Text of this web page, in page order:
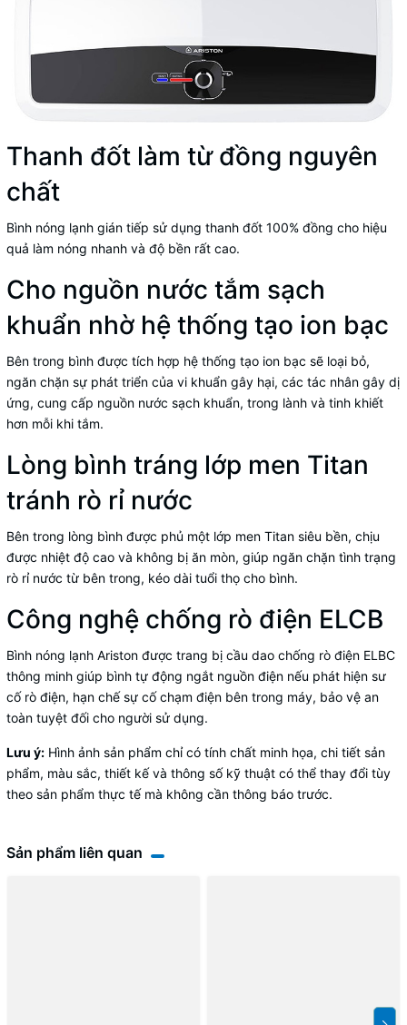
Thanh đốt làm từ đồng nguyên
chất
Bình nóng lạnh gián tiếp sử dụng thanh đốt 100% đồng cho hiệu
quả làm nóng nhanh và độ bền rất cao.
Cho nguồn nước tắm sạch
khuẩn nhờ hệ thống tạo ion bạc
Bên trong bình được tích hợp hệ thống tạo ion bạc sẽ loại bỏ,
ngăn chặn sự phát triển của vi khuẩn gây hại, các tác nhân gây dị
ứng, cung cấp nguồn nước sạch khuẩn, trong lành và tinh khiết
hơn mỗi khi tắm.
Lòng bình tráng lớp men Titan
tránh rò rỉ nước
Bên trong lòng bình được phủ một lớp men Titan siêu bền, chịu
được nhiệt độ cao và không bị ăn mòn, giúp ngăn chặn tình trạng
rò rỉ nước từ bên trong, kéo dài tuổi thọ cho bình.
Công nghệ chống rò điện ELCB
Bình nóng lạnh Ariston được trang bị cầu dao chống rò điện ELBC
thông minh giúp bình tự động ngắt nguồn điện nếu phát hiện sư
cố rò điện, hạn chế sự cố chạm điện bên trong máy, bảo vệ an
toàn tuyệt đối cho người sử dụng.
Lưu ý: Hình ảnh sản phẩm chỉ có tính chất minh họa, chi tiết sản
phẩm, màu sắc, thiết kế và thông số kỹ thuật có thể thay đổi tùy
theo sản phẩm thực tế mà không cần thông báo trước.
Sản phẩm liên quan